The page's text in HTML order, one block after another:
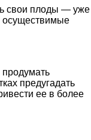
свои плоды — уже
осуществимые
предугадать
ее в более